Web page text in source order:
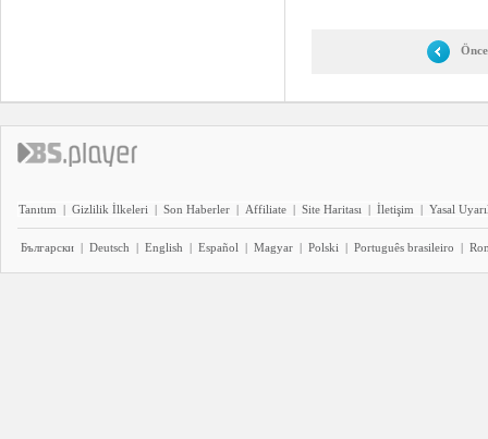
Tanıtım | Gizlilik İlkeleri | Son Haberler | Affiliate | Site Haritası | İletişim | Yasal
Български | Deutsch | English | Español | Magyar | Polski | Português brasileiro |